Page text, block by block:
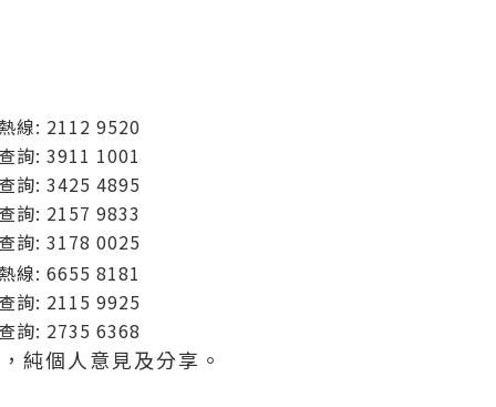
熱線: 2112 9520
查詢: 3911 1001
查詢: 3425 4895
查詢: 2157 9833
查詢: 3178 0025
熱線: 6655 8181
查詢: 2115 9925
查詢: 2735 6368
純個人意見及分享。